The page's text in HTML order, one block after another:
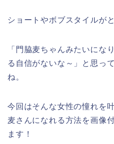
ショートやボブスタイルが
「門脇麦ちゃんみたいにな
る自信がないな～」と思っ
ね。
今回はそんな女性の憧れを
麦さんになれる方法を画像
ます！